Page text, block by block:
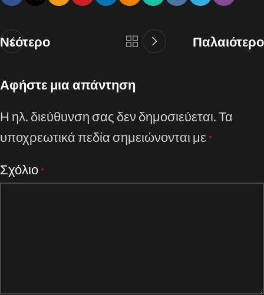
Νεότερο Παλαιότερο
Αφήστε μια απάντηση
Η ηλ. διεύθυνση σας δεν δημοσιεύεται.Τα
υποχρεωτικά πεδία σημειώνονται με *
Σχόλιο *